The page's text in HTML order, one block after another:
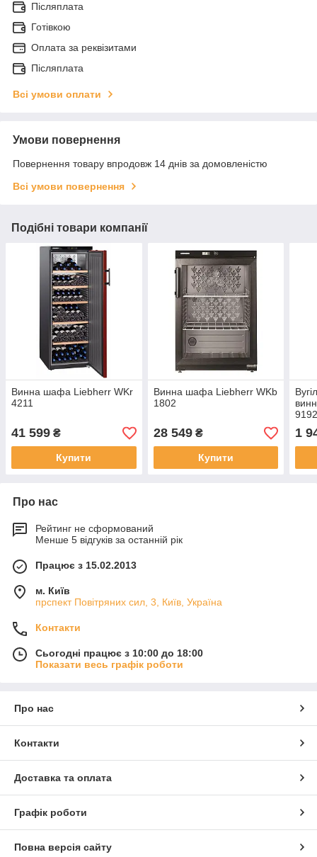
Післяплата
Готівкою
Оплата за реквізитами
Післяплата
Всі умови оплати
Умови повернення
Повернення товару впродовж 14 днів за домовленістю
Всі умови повернення
Подібні товари компанії
Винна шафа Liebherr WKr
4211
41 599 ₴
Купити
Винна шафа Liebherr WKb
1802
28 549₴
Купити
1
Про нас
Рейтинг не сформований
Менше 5 відгуків за останній рік
Працює з 15.02.2013
м. Київ
прспект Повітряних сил, 3, Київ, Україна
Контакти
Сьогодні працює з 10:00 до 18:00
Показати весь графік роботи
Про нас
Контакти
Доставка та оплата
Графік роботи
Повна версія сайту